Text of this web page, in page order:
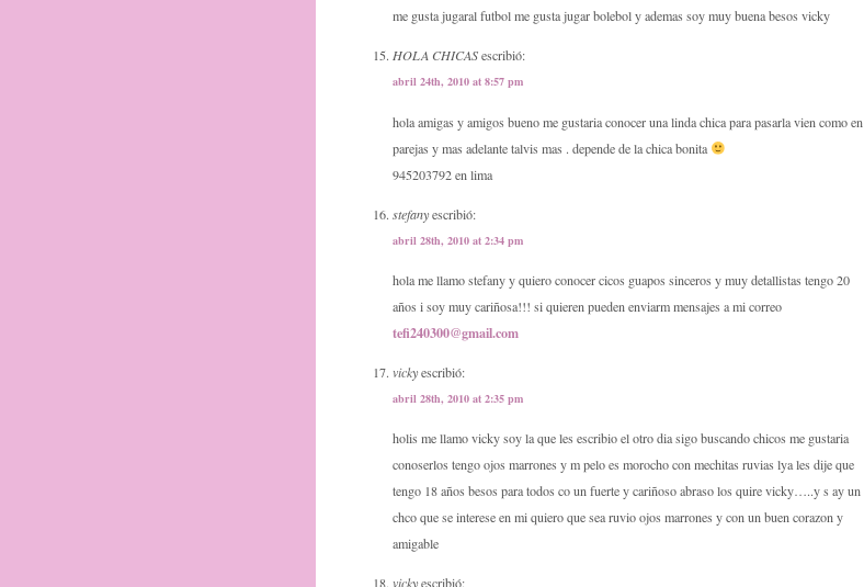
me gusta jugaral futbol me gusta jugar bolebol y ademas soy muy buena besos vicky
HOLA CHICASescribió:
abril 24th, 2010 at 8:57 pm
hola amigas y amigos bueno me gustaria conocer una linda chica para pasarla vien como en
parejas y mas adelante talvis mas . depende de la chica bonita
945203792 en lima
stefanyescribió:
abril 28th, 2010 at 2:34 pm
hola me llamo stefany y quiero conocer cicos guapos sinceros y muy detallistas tengo 20
años i soy muy cariñosa!!! si quieren pueden enviarm mensajes a mi correo
tefi240300@gmail.com
vickyescribió:
abril 28th, 2010 at 2:35 pm
holis me llamo vicky soy la que les escribio el otro dia sigo buscando chicos me gustaria
conoserlos tengo ojos marrones y m pelo es morocho con mechitas ruvias lya les dije que
tengo 18 años besos para todos co un fuerte y cariñoso abraso los quire vicky…..y s ay un
chco que se interese en mi quiero que sea ruvio ojos marrones y con un buen corazon y
amigable
vickyescribió: